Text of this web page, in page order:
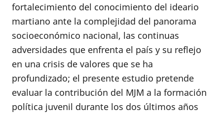
fortalecimiento del conocimiento del ideario
martiano ante la complejidad del panorama
socioeconómico nacional, las continuas
adversidades que enfrenta el país y su reflejo
en una crisis de valores que se ha
profundizado; el presente estudio pretende
evaluar la contribución del MJM a la formación
política juvenil durante los dos últimos años